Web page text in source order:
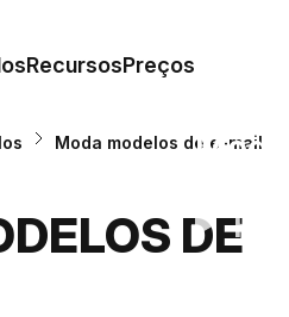
RecursosPreços
Moda modelos de e-mail
DE